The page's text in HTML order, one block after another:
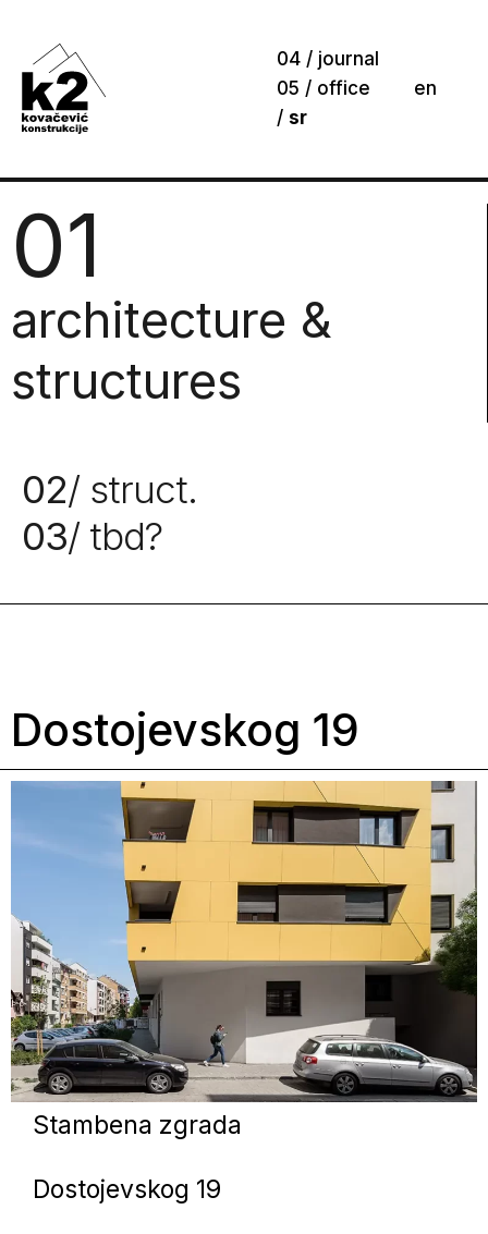
04 / journal
05 / office
en
/ sr
01
architecture &
structures
02/ struct.
03/ tbd?
Dostojevskog 19
Stambena zgrada
Dostojevskog 19